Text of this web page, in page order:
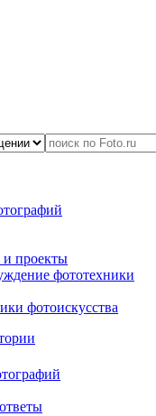
проекты
фототехники
фотоискусства